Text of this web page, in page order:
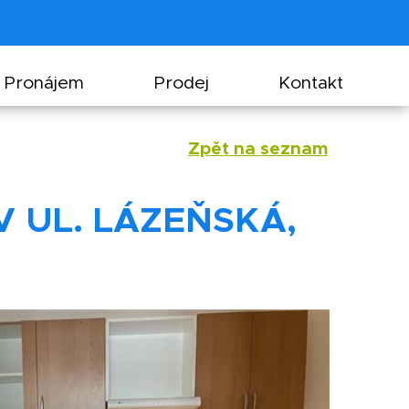
Pronájem Prodej Kontakt
Zpět na seznam
UL. LÁZEŇSKÁ,